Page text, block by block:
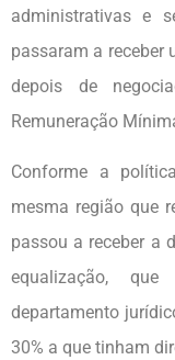
administrativas e
passaram a receber
depois de
Remuneração
Conforme a
mesma região que
passou a receber a
equalização,
departamento
30% a que tinham